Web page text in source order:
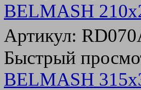
BELMASH
Артикул:
Быстрый
BELMASH